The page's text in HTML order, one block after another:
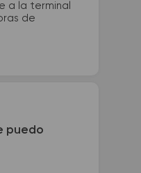
a la terminal
de
puedo